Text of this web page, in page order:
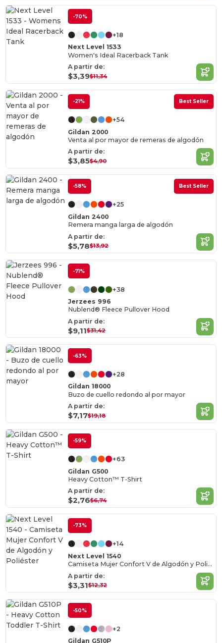
-70%
+18
Next Level 1533
Women's Ideal Racerback Tank
A partir de:
$3,39$11,34
-21% Best Seller
+54
Gildan 2000
Venta al por mayor de remeras de algodón
A partir de:
$3,85$4,90
-58% Best Seller
+25
Gildan 2400
Remera manga larga de algodón
A partir de:
$5,78$13,92
-71%
+38
Jerzees 996
Nublend® Fleece Pullover Hood
A partir de:
$9,11$31,42
-63%
+28
Gildan 18000
Buzo de cuello redondo al por mayor
A partir de:
$7,17$19,18
-59%
+63
Gildan G500
Heavy Cotton™ T-Shirt
A partir de:
$2,76$6,74
-73%
+14
Next Level 1540
Camiseta Mujer Confort V de Algodón y Poliéster
A partir de:
$3,31$12,32
-50%
+2
Gildan G510P